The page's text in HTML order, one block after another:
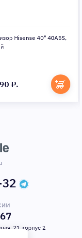
Hisense 40" 40A5S,
₽.
21 корпус 2